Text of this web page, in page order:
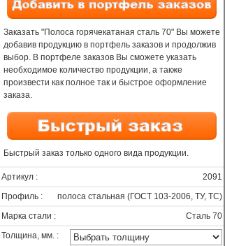
Заказать "Полоса горячекатаная сталь 70" Вы можете
добавив продукцию в портфель заказов и продолжив
выбор. В портфеле заказов Вы сможете указать
необходимое количество продукции, а также
произвести как полное так и быстрое оформление
заказа.
Быстрый заказ только одного вида продукции.
Артикул :
2091
Профиль :
полоса стальная (ГОСТ 103-2006, ТУ, ТС)
Марка стали :
Сталь 70
Толщина, мм. :